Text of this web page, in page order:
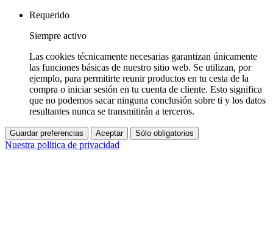
Requerido
Siempre activo
Las cookies técnicamente necesarias garantizan únicamente
las funciones básicas de nuestro sitio web. Se utilizan, por
ejemplo, para permitirte reunir productos en tu cesta de la
compra o iniciar sesión en tu cuenta de cliente. Esto significa
que no podemos sacar ninguna conclusión sobre ti y los datos
resultantes nunca se transmitirán a terceros.
Guardar preferencias Aceptar Sólo obligatorios
Nuestra política de privacidad